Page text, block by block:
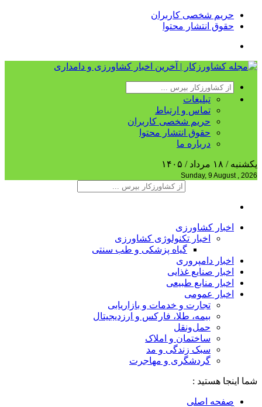
حریم شخصی کاربران
حقوق انتشار محتوا
تبلیغات
تماس و ارتباط
حریم شخصی کاربران
حقوق انتشار محتوا
درباره ما
یکشنبه / ۱۸ مرداد / ۱۴۰۵
Sunday, 9 August , 2026
اخبار کشاورزی
اخبار تکنولوژی کشاورزی
گیاه پزشکی و طب سنتی
اخبار دامپروری
اخبار صنایع غذایی
اخبار منابع طبیعی
اخبار عمومی
تجارت و خدمات و بازاریابی
بیمه، طلا، فارکس و ارزدیجیتال
حمل‌و‌نقل
ساختمان و املاک
سبک زندگی و مد
گردشگری و مهاجرت
شما اینجا هستید :
صفحه اصلی